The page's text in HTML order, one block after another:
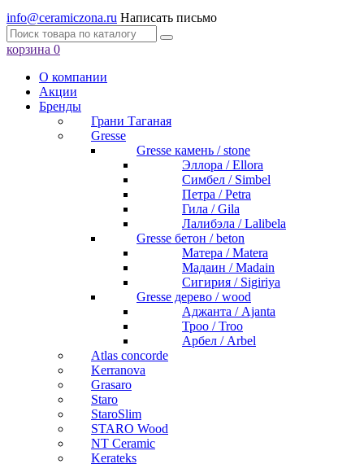
info@ceramiczona.ru Написать письмо
корзина 0
О компании
Акции
Бренды
Грани Таганая
Gresse
Gresse камень / stone
Эллора / Ellora
Симбел / Simbel
Петра / Petra
Гила / Gila
Лалибэла / Lalibela
Gresse бетон / beton
Матера / Matera
Мадаин / Madain
Сигирия / Sigiriya
Gresse дерево / wood
Аджанта / Ajanta
Троо / Troo
Арбел / Arbel
Atlas concorde
Kerranova
Grasaro
Staro
StaroSlim
STARO Wood
NT Ceramic
Kerateks